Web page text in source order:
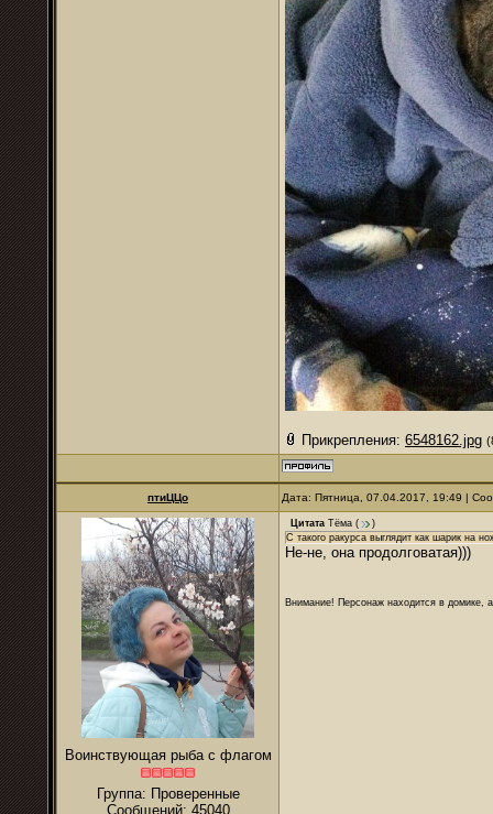
Прикрепления: 6548162.jpg
птиЦЦо Дата: Пятница, 07.04.2017, 19:49 |
Воинствующая рыба с флагом
Группа: Проверенные
Сообщений: 45040
Цитата Тёма (
)
С такого ракурса выглядит как шарик на
Не-не, она продолговатая)))
Внимание! Персонаж находится в домике,